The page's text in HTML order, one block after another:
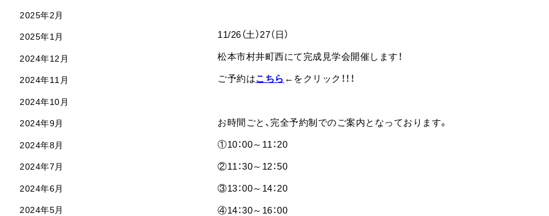
2025年2月
2025年1月
2024年12月
2024年11月
2024年10月
2024年9月
2024年8月
2024年7月
2024年6月
2024年5月
11/26（土）27（日）
松本市村井町西にて完成見学会開催します！
ご予約はこちら ←をクリック！！！
お時間ごと、完全予約制でのご案内となっております。
①10：00～11：20
②11：30～12：50
③13：00～14：20
④14：30～16：00